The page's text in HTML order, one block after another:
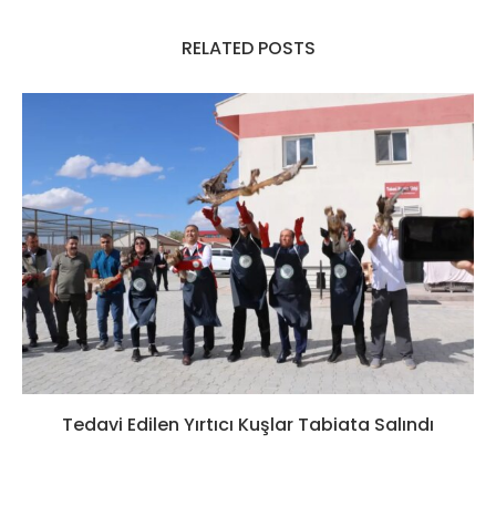
RELATED POSTS
Tedavi Edilen Yırtıcı Kuşlar Tabiata Salındı